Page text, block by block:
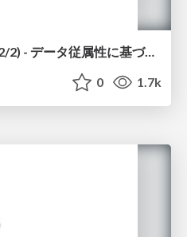
データベース12: 正規化(2/2) - データ従属性に基づく正規化
0 1.7k